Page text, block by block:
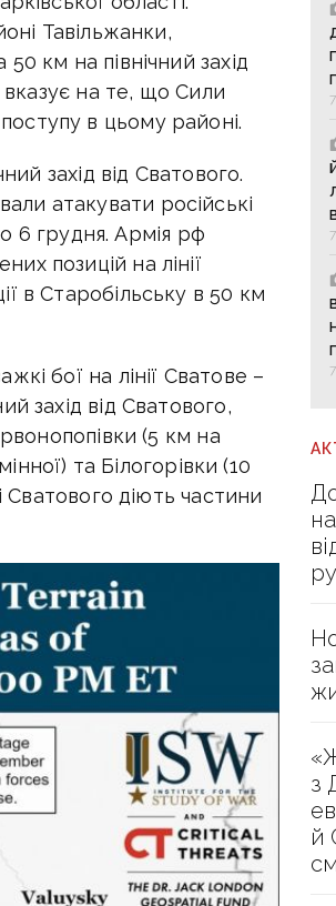
Тавільжанки,
км на північний захід
вказує на те, що Сили
в цьому районі.
захід від Сватового.
атакувати російські
6 грудня. Армія рф
позицій на лінії
в Старобільську в 50 км
бої на лінії Сватове –
захід від Сватового,
(5 км на
та Білогорівки (10
Сватового діють частини
з
й